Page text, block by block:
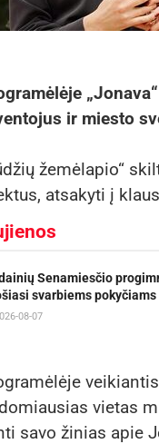
ir miesto
žemėlapio“
atsakyti į
Senamiesčio
svarbiems pokyčiams
08-07
vietas
savo žinias apie